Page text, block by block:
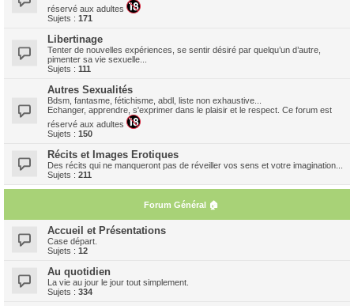
réservé aux adultes
Sujets : 171
Libertinage
Tenter de nouvelles expériences, se sentir désiré par quelqu’un d’autre,
pimenter sa vie sexuelle...
Sujets : 111
Autres Sexualités
Bdsm, fantasme, fétichisme, abdl, liste non exhaustive...
Echanger, apprendre, s'exprimer dans le plaisir et le respect. Ce forum est
réservé aux adultes
Sujets : 150
Récits et Images Erotiques
Des récits qui ne manqueront pas de réveiller vos sens et votre imagination...
Sujets : 211
Forum Général 🏠
Accueil et Présentations
Case départ.
Sujets : 12
Au quotidien
La vie au jour le jour tout simplement.
Sujets : 334